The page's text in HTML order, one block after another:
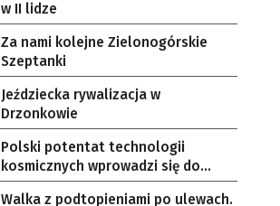
w II lidze
Za nami kolejne Zielonogórskie
Szeptanki
Jeździecka rywalizacja w
Drzonkowie
Polski potentat technologii
kosmicznych wprowadzi się do
Zielonej Góry
Walka z podtopieniami po ulewach.